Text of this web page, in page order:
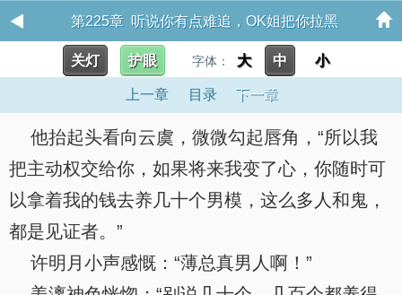
第225章 听说你有点难追，OK姐把你拉黑
关灯 护眼 字体： 大 中 小
上一章 目录 下一章
他抬起头看向云虞，微微勾起唇角，“所以我
把主动权交给你，如果将来我变了心，你随时可
以拿着我的钱去养几十个男模，这么多人和鬼，
都是见证者。”
许明月小声感慨：“薄总真男人啊！”